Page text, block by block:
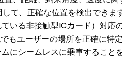
て、正確な位置を検出できま
いる非接触型ICカード）対応
もユーザーの場所を正確に特
にシームレスに乗車すること